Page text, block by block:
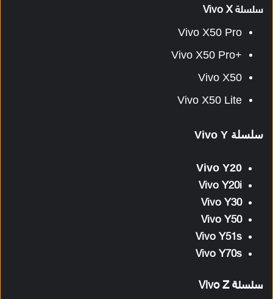
سلسلة Vivo X
Vivo X50 Pro
+Vivo X50 Pro
Vivo X50
Vivo X50 Lite
سلسلة Vivo Y
Vivo Y20
Vivo Y20i
Vivo Y30
Vivo Y50
Vivo Y51s
Vivo Y70s
سلسلة Vivo Z